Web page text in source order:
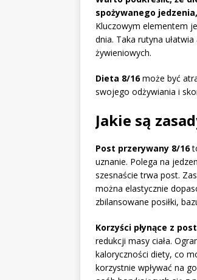
spożywanego
Kluczowym elementem
dnia. Taka rutyna
żywieniowych.
Dieta 8/16może być
swojego odżywiania i
Jakie są
Post przerywany 8/16
uznanie. Polega na
szesnaście trwa post.
można elastycznie
zbilansowane posiłki,
Korzyści płynące z
redukcji masy ciała.
kaloryczności diety, co
korzystnie wpływać na